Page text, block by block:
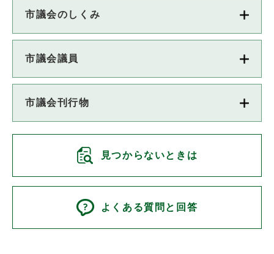
市議会のしくみ
市議会議員
市議会刊行物
見つからないときは
よくある質問と回答